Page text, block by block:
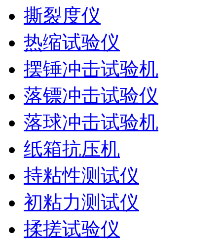
撕裂度仪
热缩试验仪
摆锤冲击试验机
落镖冲击试验仪
落球冲击试验机
纸箱抗压机
持粘性测试仪
初粘力测试仪
揉搓试验仪